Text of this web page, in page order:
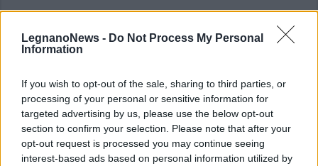
LegnanoNews - Do Not Process My Personal
Information
If you wish to opt-out of the sale, sharing to third parties, or
processing of your personal or sensitive information for
targeted advertising by us, please use the below opt-out
section to confirm your selection. Please note that after your
opt-out request is processed you may continue seeing
interest-based ads based on personal information utilized by
ALTRE NOTIZIE DI PARABIAGO